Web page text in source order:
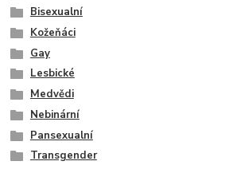
Bisexualní
Kožeňáci
Gay
Lesbické
Medvědi
Nebinární
Pansexualní
Transgender